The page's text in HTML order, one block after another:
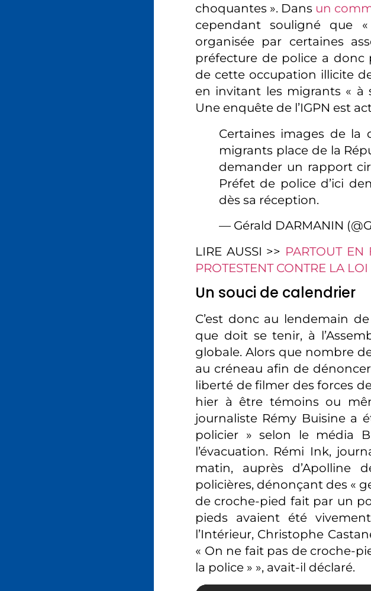
choquantes ». Dans un
cependant souligné que
organisée par certaines
préfecture de police a
de cette occupation illicite
en invitant les migrants « à
Une enquête de l’IGPN est
Certaines images de la
migrants place de la
demander un rapport
Préfet de police d’ici
dès sa réception.
— Gérald DARMANIN
LIRE AUSSI >> PARTOUT EN
PROTESTENT CONTRE LA
Un souci de calendrier
C’est donc au lendemain
que doit se tenir, à
globale. Alors que nombre
au créneau afin de
liberté de filmer des forces
hier à être témoins ou
journaliste Rémy Buisine a
policier » selon le média
l’évacuation. Rémi Ink,
matin, auprès d’Apolline
policières, dénonçant des «
de croche-pied fait par un
pieds avaient été
l’Intérieur, Christophe
« On ne fait pas de croche-
la police » », avait-il déclaré.